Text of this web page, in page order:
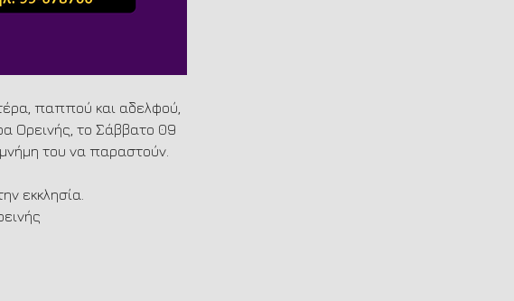
παππού και αδελφού,
Ορεινής, το Σάββατο 09
του να παραστούν.
εκκλησία.